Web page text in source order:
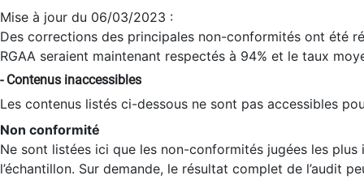
Mise à jour du 06/03/2023 :
Des corrections des principales non-conformités ont été
RGAA seraient maintenant respectés à 94% et le taux
- Contenus inaccessibles
Les contenus listés ci-dessous ne sont pas accessibles
Non conformité
Ne sont listées ici que les non-conformités jugées les
l’échantillon. Sur demande, le résultat complet de l’audit